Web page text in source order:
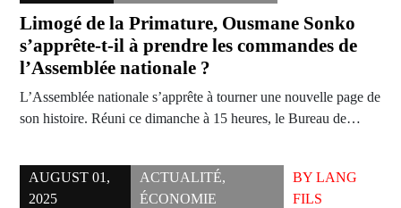
Limogé de la Primature, Ousmane Sonko
s’apprête-t-il à prendre les commandes de
l’Assemblée nationale ?
L’Assemblée nationale s’apprête à tourner une nouvelle page de
son histoire. Réuni ce dimanche à 15 heures, le Bureau de…
AUGUST 01,
2025
ACTUALITÉ,
ÉCONOMIE
BYLANG
FILS